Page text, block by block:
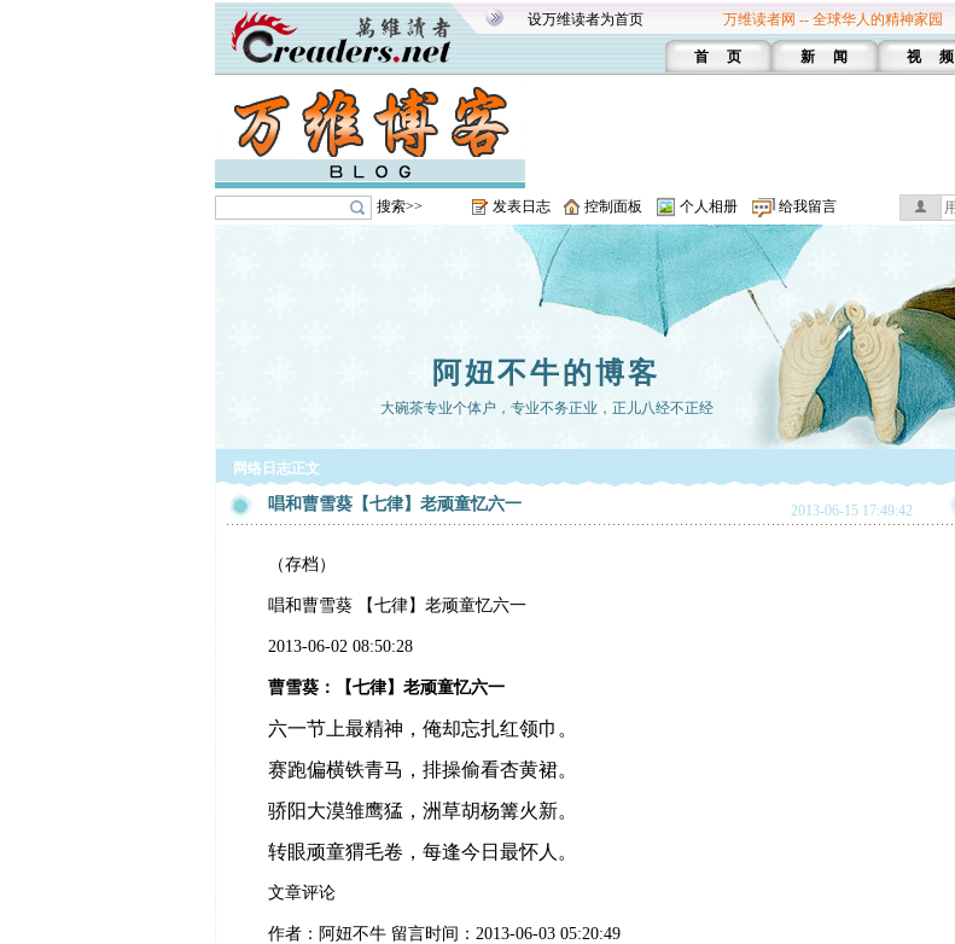
设万维读者为首页 万维读者网 -- 全球华人的精神家园
首 页 新 闻 视 频
搜索>> 发表日志 控制面板 个人相册 给我留言
阿妞不牛的博客
大碗茶专业个体户，专业不务正业，正儿八经不正经
网络日志正文
唱和曹雪葵【七律】老顽童忆六一 2013-06-15 17:49:42
（存档）
唱和曹雪葵 【七律】老顽童忆六一
2013-06-02 08:50:28
曹雪葵：【七律】老顽童忆六一
六一节上最精神，俺却忘扎红领巾。
赛跑偏横铁青马，排操偷看杏黄裙。
骄阳大漠雏鹰猛，洲草胡杨篝火新。
转眼顽童猬毛卷，每逢今日最怀人。
文章评论
作者：阿妞不牛 留言时间： 2013-06-03 05:20:49